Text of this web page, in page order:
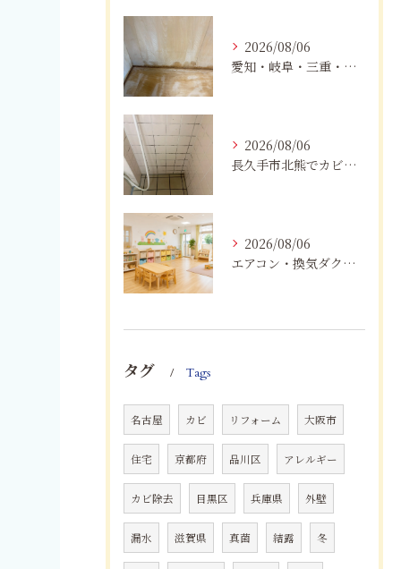
2026/08/06
愛知・岐阜・三重・静岡の公営住宅で発生するカビ対策｜原因・健康被害・効果的な予防方法を徹底解説
2026/08/06
長久手市北熊でカビに悩む方へ｜健康被害を防ぐための対策とは
2026/08/06
エアコン・換気ダクトのカビ臭を根本改善する方法
タグ Tags
名古屋 カビ リフォーム 大阪市
住宅 京都府 品川区 アレルギー
カビ除去 目黒区 兵庫県 外壁
漏水 滋賀県 真菌 結露 冬